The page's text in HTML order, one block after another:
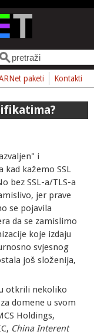
pretrage
Pretraga
paketi Kontakti
i
kad kažemo SSL
bez SSL-a/TLS-a
jer prave
se pojavila
da se zamislimo
koje izdaju
svjesnog
još složenija,
otkrili nekoliko
domene u svom
Holdings,
China Interent